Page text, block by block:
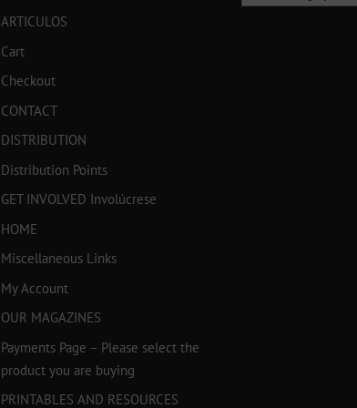
ARTICULOS
Cart
Checkout
CONTACT
DISTRIBUTION
Distribution Points
GET INVOLVED Involúcrese
HOME
Miscellaneous Links
My Account
OUR MAGAZINES
Payments Page – Please select the
product you are buying
PRINTABLES AND RESOURCES